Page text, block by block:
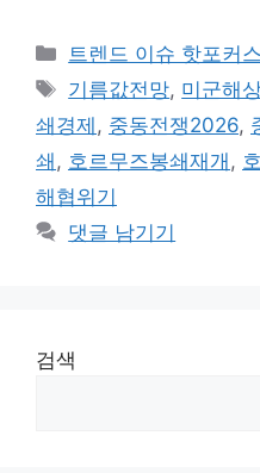
카
테
고
리
트렌드 이슈 핫포커스
태
그
기름값전망, 미군해
쇄경제 , 중동전쟁2026,
쇄 , 호르무즈봉쇄재개 ,
해협위기
댓글 남기기
검색